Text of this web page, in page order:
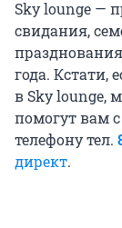
Sky lounge —
свидания,
года. Кстати,
в Sky lounge,
помогут вам
телефону тел.
директ.